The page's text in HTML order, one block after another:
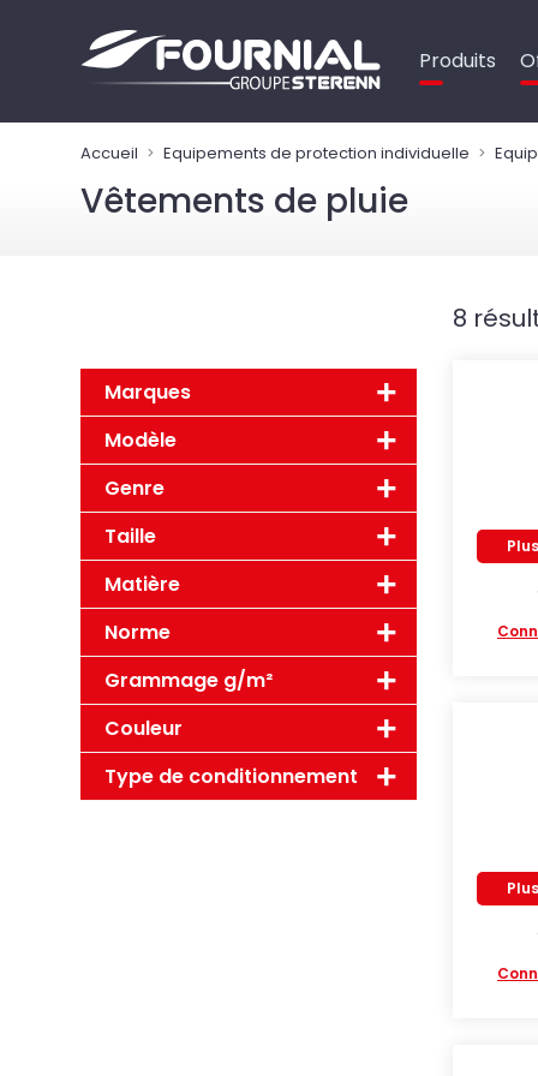
Produits
Accueil Equipements de protection individuelle
Vêtements de pluie
Marques
Modèle
Genre
Taille
Matière
Norme
Grammage g/m²
Couleur
Type de conditionnement
8